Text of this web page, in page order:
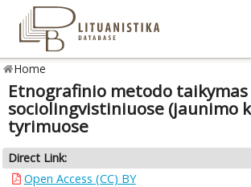
Home
Etnografinio metodo taikymas
sociolingvistiniuose (jaunimo
tyrimuose
Direct Link:
Open Access (CC) BY